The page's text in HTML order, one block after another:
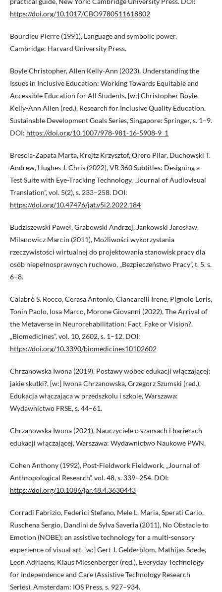
https://doi.org/10.1017/CBO9780511618802
Bourdieu Pierre (1991), Language and symbolic power,
Cambridge: Harvard University Press.
Boyle Christopher, Allen Kelly-Ann (2023), Understanding the
Issues in Inclusive Education: Working Towards Equitable and
Accessible Education for All Students, [w:] Christopher Boyle,
Kelly-Ann Allen (red.), Research for Inclusive Quality Education.
Sustainable Development Goals Series, Singapore: Springer, s. 1–9.
DOI: https://doi.org/10.1007/978-981-16-5908-9_1
Brescia-Zapata Marta, Krejtz Krzysztof, Orero Pilar, Duchowski T.
Andrew, Hughes J. Chris (2022), VR 360 Subtitles: Designing a
Test Suite with Eye-Tracking Technology, „Journal of Audiovisual
Translation”, vol. 5(2), s. 233–258. DOI:
https://doi.org/10.47476/jat.v5i2.2022.184
Budziszewski Paweł, Grabowski Andrzej, Jankowski Jarosław,
Milanowicz Marcin (2011), Możliwości wykorzystania
rzeczywistości wirtualnej do projektowania stanowisk pracy dla
osób niepełnosprawnych ruchowo, „Bezpieczeństwo Pracy”, t. 5, s.
6–8.
Calabrò S. Rocco, Cerasa Antonio, Ciancarelli Irene, Pignolo Loris,
Tonin Paolo, Iosa Marco, Morone Giovanni (2022), The Arrival of
the Metaverse in Neurorehabilitation: Fact, Fake or Vision?,
„Biomedicines”, vol. 10, 2602, s. 1–12. DOI:
https://doi.org/10.3390/biomedicines10102602
Chrzanowska Iwona (2019), Postawy wobec edukacji włączającej:
jakie skutki?, [w:] Iwona Chrzanowska, Grzegorz Szumski (red.),
Edukacja włączająca w przedszkolu i szkole, Warszawa:
Wydawnictwo FRSE, s. 44–61.
Chrzanowska Iwona (2021), Nauczyciele o szansach i barierach
edukacji włączającej, Warszawa: Wydawnictwo Naukowe PWN.
Cohen Anthony (1992), Post-Fieldwork Fieldwork, „Journal of
Anthropological Research”, vol. 48, s. 339–254. DOI:
https://doi.org/10.1086/jar.48.4.3630443
Corradi Fabrizio, Federici Stefano, Mele L. Maria, Sperati Carlo,
Ruschena Sergio, Dandini de Sylva Saveria (2011), No Obstacle to
Emotion (NOBE): an assistive technology for a multi-sensory
experience of visual art, [w:] Gert J. Gelderblom, Mathijas Soede,
Leon Adriaens, Klaus Miesenberger (red.), Everyday Technology
for Independence and Care (Assistive Technology Research
Series), Amsterdam: IOS Press, s. 927–934.